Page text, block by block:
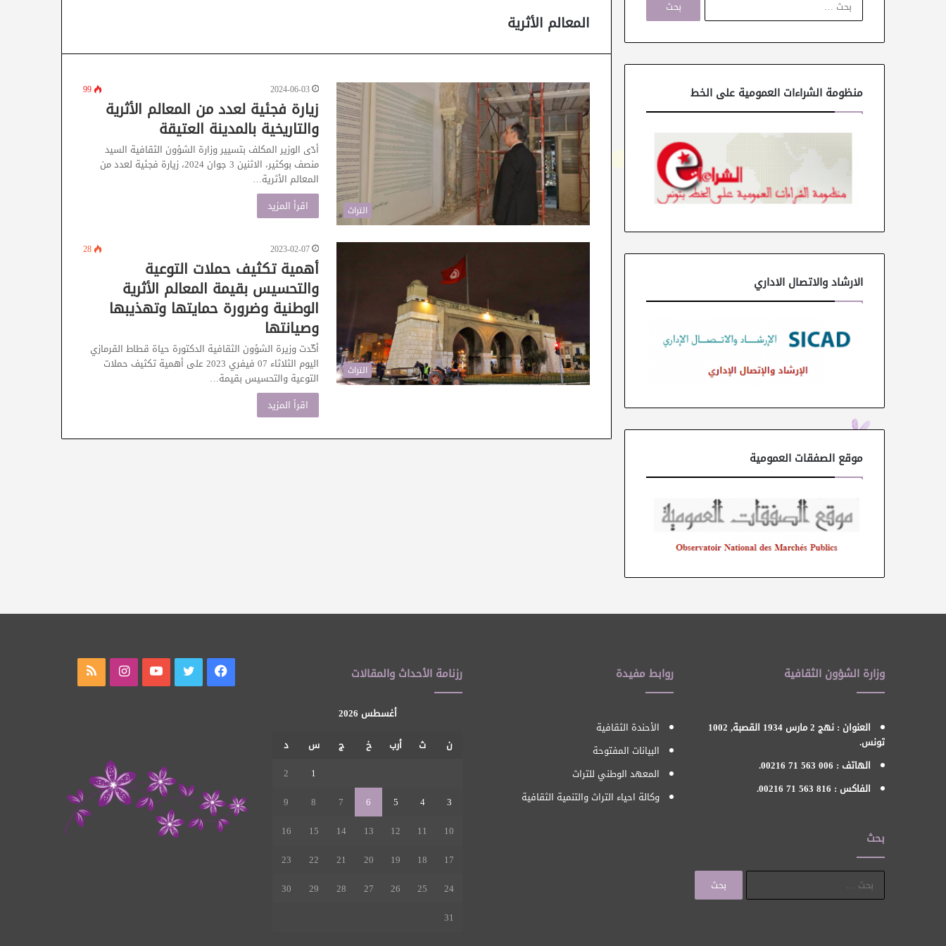
المعالم الأثرية
التراث
2024-06-03
99
زيارة فجئية لعدد من المعالم الأثرية
والتاريخية بالمدينة العتيقة
أدّى الوزير المكلف بتسيير وزارة الشؤون الثقافية السيد
منصف بوكثير، الاثنين 3 جوان 2024، زيارة فجئية لعدد من
المعالم الأثرية…
اقرأ المزيد
التراث
2023-02-07
28
أهمية تكثيف حملات التوعية
والتحسيس بقيمة المعالم الأثرية
الوطنية وضرورة حمايتها وتهذيبها
وصيانتها
أكّدت وزيرة الشؤون الثقافية الدكتورة حياة قطاط القرمازي
اليوم الثلاثاء 07 فيفري 2023 على أهمية تكثيف حملات
التوعية والتحسيس بقيمة…
اقرأ المزيد
ح
ن
منظومة الشراءات العمومية على الخط
الارشاد والاتصال الاداري
موقع الصفقات العمومية
وزارة الشؤون الثقافية
العنوان : نهج 2 مارس 1934 القصبة, 1002
تونس.
الهاتف : 006 563 71 00216.
الفاكس : 816 563 71 00216.
بحث
روابط مفيدة
الأحندة الثقافية
البيانات المفتوحة
المعهد الوطني للتراث
وكالة احياء التراث والتنمية الثقافية
رزنامة الأحداث والمقالات
أغسطس 2026
ن
ث أرب خ ج س
د
1
2
3
4
5
6
7
8
9
10
11
12
13
14
15
16
17
18
19
20
21
22
23
24
25
26
27
28
29
30
31
فيسبوك تويتر يوتيوب انستقرام